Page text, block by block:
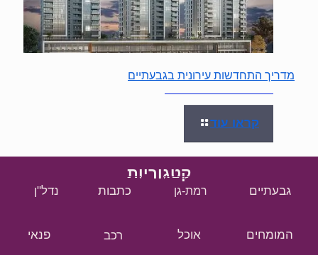
מדריך התחדשות עירונית בגבעתיים
קראו עוד
קטגוריות
גבעתיים רמת-גן כתבות נדל"ן
המומחים אוכל רכב פנאי